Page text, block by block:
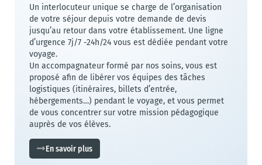
Un interlocuteur unique se charge de l’organisation
de votre séjour depuis votre demande de devis
jusqu’au retour dans votre établissement. Une ligne
d’urgence 7j/7 -24h/24 vous est dédiée pendant votre
voyage.
Un accompagnateur formé par nos soins, vous est
proposé afin de libérer vos équipes des tâches
logistiques (itinéraires, billets d’entrée,
hébergements…) pendant le voyage, et vous permet
de vous concentrer sur votre mission pédagogique
auprès de vos élèves.
En savoir plus